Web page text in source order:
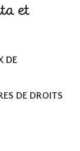
et
DE
DE DROITS